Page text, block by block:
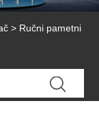
> Ručni pametni